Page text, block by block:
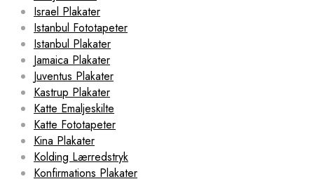
Israel Plakater
Istanbul Fototapeter
Istanbul Plakater
Jamaica Plakater
Juventus Plakater
Kastrup Plakater
Katte Emaljeskilte
Katte Fototapeter
Kina Plakater
Kolding Lærredstryk
Konfirmations Plakater